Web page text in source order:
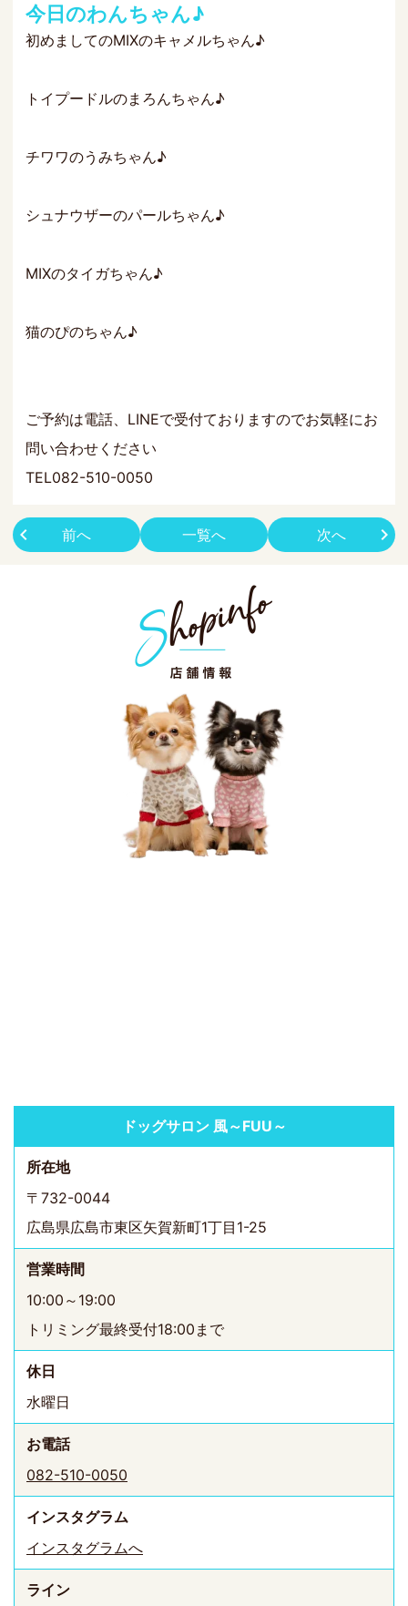
今日のわんちゃん♪
初めましてのMIXのキャメルちゃん♪
トイプードルのまろんちゃん♪
チワワのうみちゃん♪
シュナウザーのパールちゃん♪
MIXのタイガちゃん♪
猫のぴのちゃん♪
ご予約は電話、LINEで受付ておりますのでお気軽にお
問い合わせください
TEL082-510-0050
前へ 次へ
一覧へ
ドッグサロン 風～FUU～
所在地
〒732-0044
広島県広島市東区矢賀新町1丁目1-25
営業時間
10:00～19:00
トリミング最終受付18:00まで
休日
水曜日
お電話
082-510-0050
インスタグラム
インスタグラムへ
ライン